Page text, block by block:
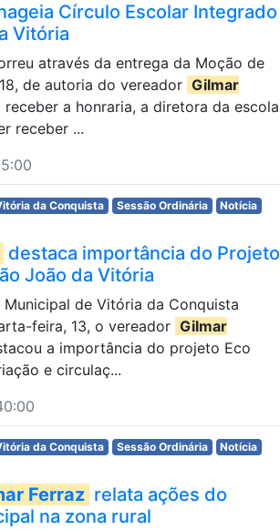
Círculo Escolar Integrado
Vitória
através da entrega da Moção de
de autoria do vereador Gilmar
receber a honraria, a diretora da escola
receber ...
da Conquista Sessão Ordinária
Notícia
destaca importância do Projeto
João da Vitória
Municipal de Vitória da Conquista
feira, 13, o vereador Gilmar
a importância do projeto Eco
e circulaç...
da Conquista Sessão Ordinária
Notícia
Ferraz relata ações do
na zona rural